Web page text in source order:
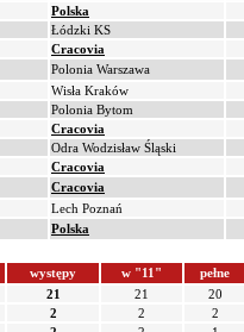
Polska
Łódzki KS
Cracovia
Polonia Warszawa
Wisła Kraków
Polonia Bytom
Cracovia
Odra Wodzisław Śląski
Cracovia
Cracovia
Lech Poznań
Polska
występy w "11"
pełne
21 21
20
2 2
2